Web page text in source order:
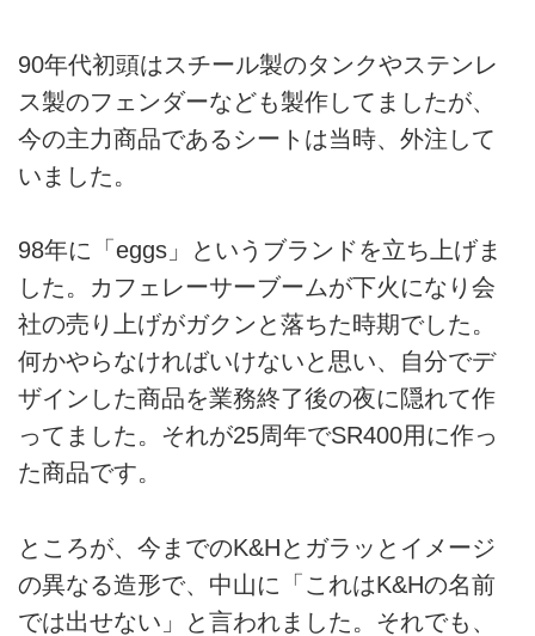
90年代初頭はスチール製のタンクやステンレ
ス製のフェンダーなども製作してましたが、
今の主力商品であるシートは当時、外注して
いました。
98年に「eggs」というブランドを立ち上げま
した。カフェレーサーブームが下火になり会
社の売り上げがガクンと落ちた時期でした。
何かやらなければいけないと思い、自分でデ
ザインした商品を業務終了後の夜に隠れて作
ってました。それが25周年でSR400用に作っ
た商品です。
ところが、今までのK&Hとガラッとイメージ
の異なる造形で、中山に「これはK&Hの名前
では出せない」と言われました。それでも、